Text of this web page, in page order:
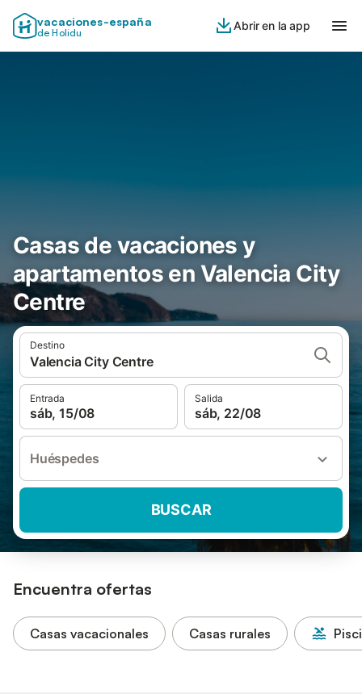
vacaciones-españa
de Holidu
Abrir en la app
Casas de vacaciones y
apartamentos en Valencia City
Centre
Destino
Valencia City Centre
Entrada
sáb, 15/08
Salida
sáb, 22/08
Huéspedes
BUSCAR
Encuentra ofertas
Casas vacacionales Casas rurales